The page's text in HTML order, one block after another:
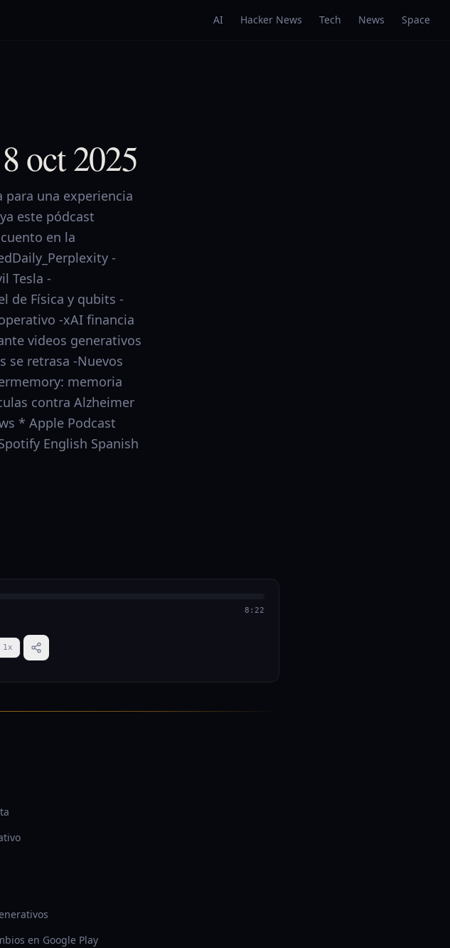
AI Hacker News Tech News Space
oct 2025
una experiencia
este pódcast
en la
-
Tesla -
de Física y qubits -
-xAI financia
videos generativos
se retrasa -Nuevos
memoria
contra Alzheimer
* Apple Podcast
English Spanish
8:22
1x
en Google Play